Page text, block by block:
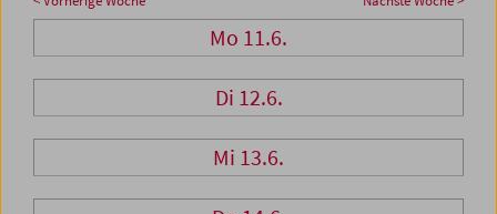
Mo 11.6.
Di 12.6.
Mi 13.6.